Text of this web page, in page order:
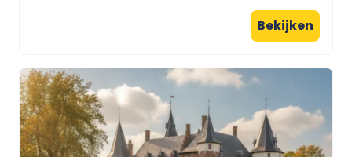
Bekijken